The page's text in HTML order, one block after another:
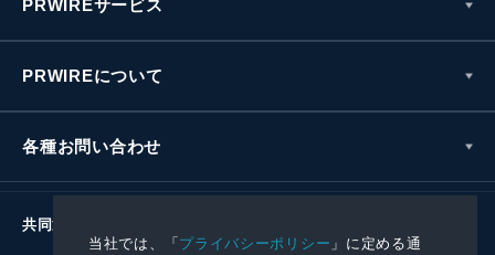
当社では、「プライバシーポリシー 」に定める通
PRWIREサービス
PRWIREについて
各種お問い合わせ
共同通信社グループ